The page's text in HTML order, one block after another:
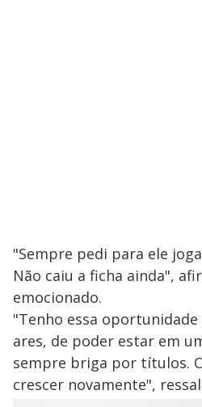
"Sempre pedi para ele
Não caiu a ficha ainda",
emocionado.
"Tenho essa
ares, de poder estar em
sempre briga por títulos.
crescer novamente",